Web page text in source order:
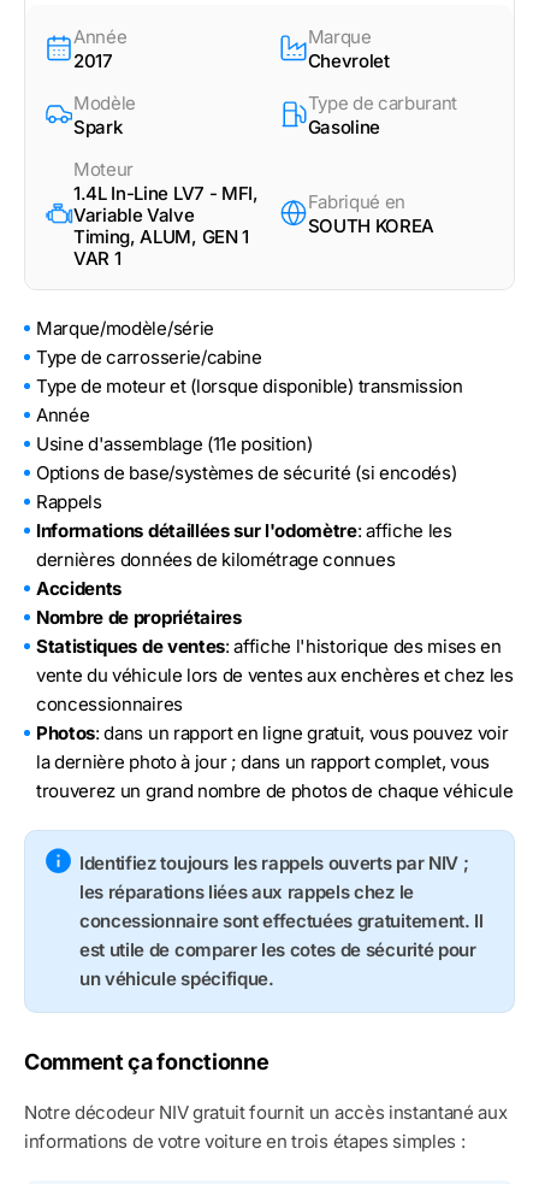
Année
2017
Marque
Chevrolet
Modèle
Spark
Type de carburant
Gasoline
Moteur
1.4L In-Line LV7 - MFI,
Variable Valve
Timing, ALUM, GEN 1
VAR 1
Fabriqué en
SOUTH KOREA
Marque/modèle/série
Type de carrosserie/cabine
Type de moteur et (lorsque disponible) transmission
Année
Usine d'assemblage (11e position)
Options de base/systèmes de sécurité (si encodés)
Rappels
Informations détaillées sur l'odomètre: affiche les
dernières données de kilométrage connues
Accidents
Nombre de propriétaires
Statistiques de ventes: affiche l'historique des mises en
vente du véhicule lors de ventes aux enchères et chez les
concessionnaires
Photos: dans un rapport en ligne gratuit, vous pouvez voir
la dernière photo à jour ; dans un rapport complet, vous
trouverez un grand nombre de photos de chaque véhicule
Identifiez toujours les rappels ouverts par NIV ;
les réparations liées aux rappels chez le
concessionnaire sont effectuées gratuitement. Il
est utile de comparer les cotes de sécurité pour
un véhicule spécifique.
Comment ça fonctionne
Notre décodeur NIV gratuit fournit un accès instantané aux
informations de votre voiture en trois étapes simples :